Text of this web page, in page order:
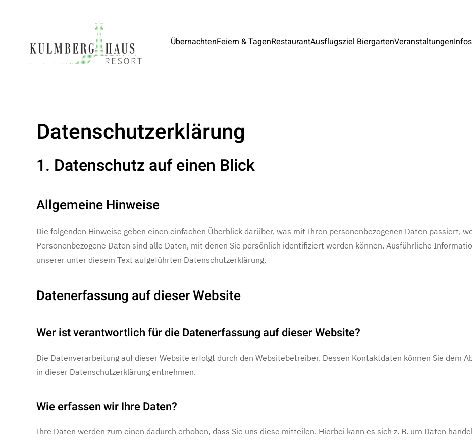
Skip to main content
ÜbernachtenFeiern & TagenRestaurantAusflugsziel BiergartenVeranstaltungen
Datenschutzerklärung
1. Datenschutz auf einen Blick
Allgemeine Hinweise
Die folgenden Hinweise geben einen einfachen Überblick darüber, was mit Ihren personenbezogenen Daten passiert,
Personenbezogene Daten sind alle Daten, mit denen Sie persönlich identifiziert werden können. Ausführliche
unserer unter diesem Text aufgeführten Datenschutzerklärung.
Datenerfassung auf dieser Website
Wer ist verantwortlich für die Datenerfassung auf dieser Website?
Die Datenverarbeitung auf dieser Website erfolgt durch den Websitebetreiber. Dessen Kontaktdaten können Sie dem
in dieser Datenschutzerklärung entnehmen.
Wie erfassen wir Ihre Daten?
Ihre Daten werden zum einen dadurch erhoben, dass Sie uns diese mitteilen. Hierbei kann es sich z. B. um Daten